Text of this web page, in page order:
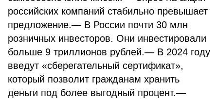
российских компаний стабильно превышает
предложение.— В России почти 30 млн
розничных инвесторов. Они инвестировали
больше 9 триллионов рублей.— В 2024 году
введут «сберегательный сертификат»,
который позволит гражданам хранить
деньги под более выгодный процент.—